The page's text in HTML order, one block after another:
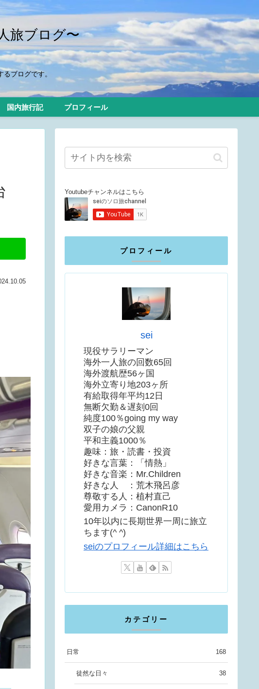
旅ブログ〜
ブログです。
国内旅行記 プロフィール
Youtubeチャンネルはこちら
プロフィール
sei
現役サラリーマン
海外一人旅の回数65回
海外渡航歴56ヶ国
海外立寄り地203ヶ所
有給取得年平均12日
無断欠勤＆遅刻0回
純度100％going my way
双子の娘の父親
平和主義1000％
趣味：旅・読書・投資
好きな言葉：「情熱」
好きな音楽：Mr.Children
好きな人 ：荒木飛呂彦
尊敬する人：植村直己
愛用カメラ：CanonR10
10年以内に長期世界一周に旅立
ちます(^ ^)
seiのプロフィール詳細はこちら
カテゴリー
日常 168
徒然な日々 38